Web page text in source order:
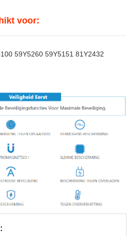
voor:
59Y5260 59Y5151 81Y2432